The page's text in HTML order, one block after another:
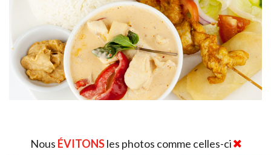
Nous ÉVITONSles photos comme celles-ci